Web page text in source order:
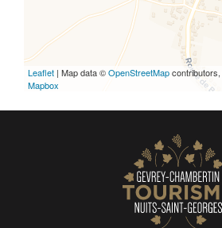
Leaflet | Map data ©OpenStreetMapcontributors,
Mapbox